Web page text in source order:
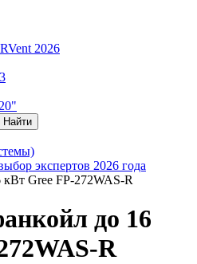
2026
экспертов 2026 года
Gree FP-272WAS-R
до 16
R